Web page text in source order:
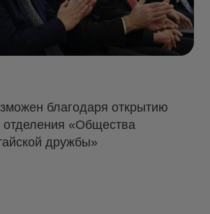
благодаря открытию
отделения «Общества
дружбы»